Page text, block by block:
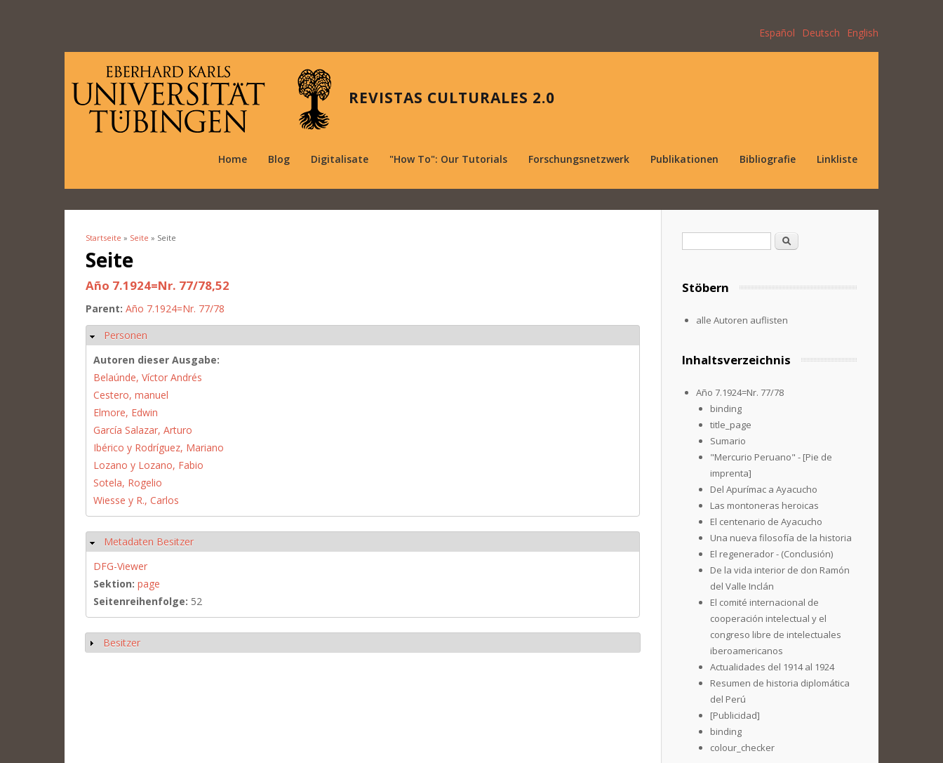
Español Deutsch English
REVISTAS CULTURALES 2.0
Home Blog Digitalisate "How To": Our Tutorials Forschungsnetzwerk Publikationen Bibliografie Linkliste
Sie sind hier
Startseite » Seite » Seite
Seite
Año 7.1924=Nr. 77/78,52
Parent: Año 7.1924=Nr. 77/78
Ausblenden
Personen
Autoren dieser Ausgabe:
Belaúnde, Víctor Andrés
Cestero, manuel
Elmore, Edwin
García Salazar, Arturo
Ibérico y Rodríguez, Mariano
Lozano y Lozano, Fabio
Sotela, Rogelio
Wiesse y R., Carlos
Ausblenden
Metadaten Besitzer
DFG-Viewer
Sektion: page
Seitenreihenfolge: 52
Anzeigen
Besitzer
Suche
Stöbern
alle Autoren auflisten
Inhaltsverzeichnis
Año 7.1924=Nr. 77/78
binding
title_page
Sumario
"Mercurio Peruano" - [Pie de
imprenta]
Del Apurímac a Ayacucho
Las montoneras heroicas
El centenario de Ayacucho
Una nueva filosofía de la historia
El regenerador - (Conclusión)
De la vida interior de don Ramón
del Valle Inclán
El comité internacional de
cooperación intelectual y el
congreso libre de intelectuales
iberoamericanos
Actualidades del 1914 al 1924
Resumen de historia diplomática
del Perú
[Publicidad]
binding
colour_checker